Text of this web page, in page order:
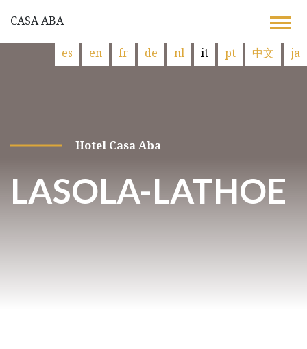
CASA ABA
es en fr de nl it pt 中文 ja
Hotel Casa Aba
LASOLA-LATHOE